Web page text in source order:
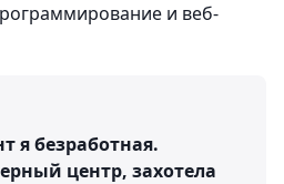
и веб-
я безработная.
центр, захотела